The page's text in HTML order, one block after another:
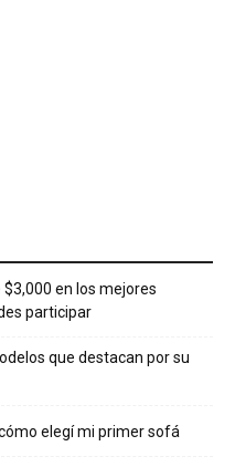
en los mejores
participar
que destacan por su
elegí mi primer sofá